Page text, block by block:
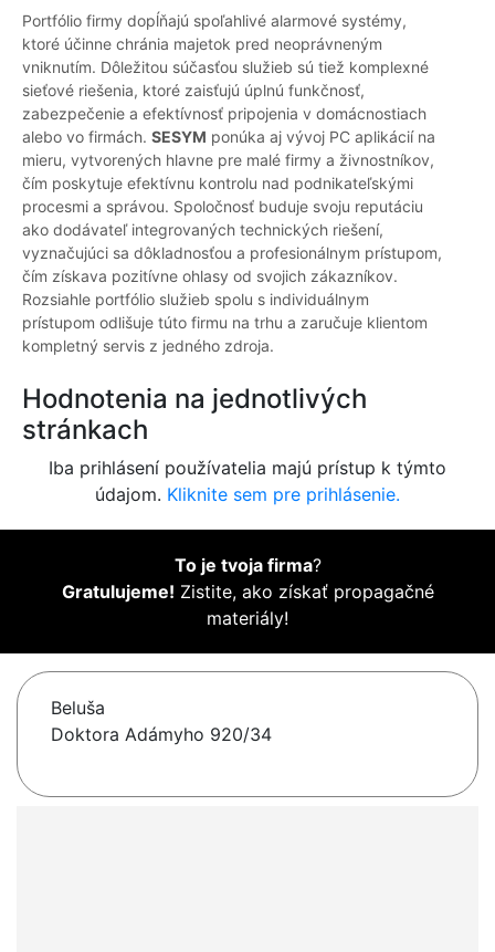
Portfólio firmy dopĺňajú spoľahlivé alarmové systémy,
ktoré účinne chránia majetok pred neoprávneným
vniknutím. Dôležitou súčasťou služieb sú tiež komplexné
sieťové riešenia, ktoré zaisťujú úplnú funkčnosť,
zabezpečenie a efektívnosť pripojenia v domácnostiach
alebo vo firmách. SESYM ponúka aj vývoj PC aplikácií na
mieru, vytvorených hlavne pre malé firmy a živnostníkov,
čím poskytuje efektívnu kontrolu nad podnikateľskými
procesmi a správou. Spoločnosť buduje svoju reputáciu
ako dodávateľ integrovaných technických riešení,
vyznačujúci sa dôkladnosťou a profesionálnym prístupom,
čím získava pozitívne ohlasy od svojich zákazníkov.
Rozsiahle portfólio služieb spolu s individuálnym
prístupom odlišuje túto firmu na trhu a zaručuje klientom
kompletný servis z jedného zdroja.
Hodnotenia na jednotlivých
stránkach
Iba prihlásení používatelia majú prístup k týmto
údajom. Kliknite sem pre prihlásenie.
To je tvoja firma?
Gratulujeme! Zistite, ako získať propagačné
materiály!
Beluša
Doktora Adámyho 920/34